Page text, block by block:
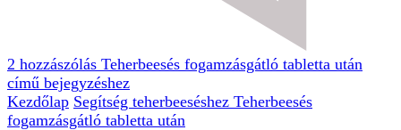
2 hozzászólás Teherbeesés fogamzásgátló tabletta után
című bejegyzéshez
Kezdőlap Segítség teherbeeséshez Teherbeesés
fogamzásgátló tabletta után